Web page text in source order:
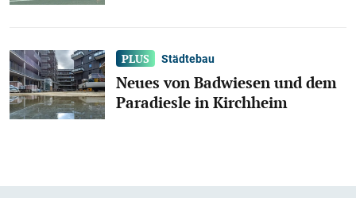
Städtebau
Neues von Badwiesen und dem
Paradiesle in Kirchheim